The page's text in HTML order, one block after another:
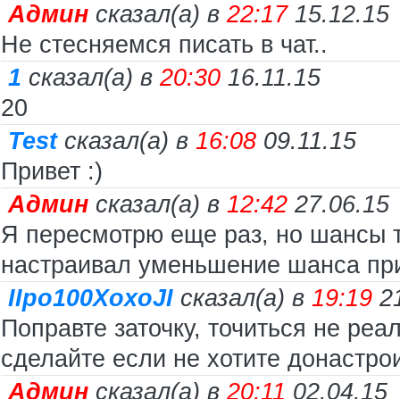
Админ сказал(а) в 22:17 15.12.15
Не стесняемся писать в чат..
1 сказал(а) в 20:30 16.11.15
20
Test сказал(а) в 16:08 09.11.15
Привет :)
Админ сказал(а) в 12:42 27.06.15
Я пересмотрю еще раз, но шансы
настраивал уменьшение шанса
IIpo100XoxoJI сказал(а) в 19:19
Поправте заточку, точиться не
сделайте если не хотите
Админ сказал(а) в 20:11 02.04.15